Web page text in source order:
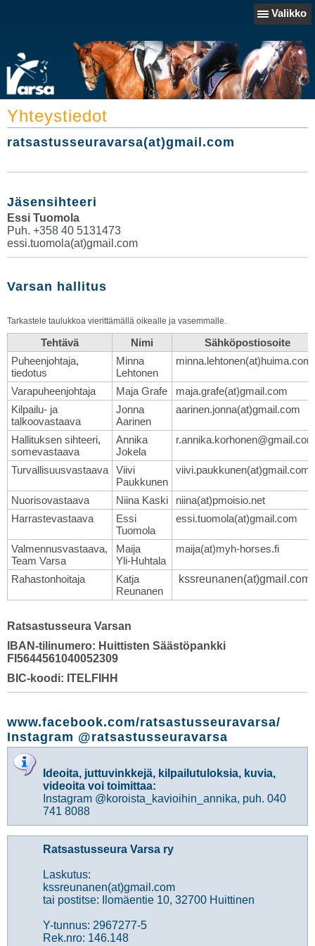
Valikko
Yhteystiedot
ratsastusseuravarsa(at)gmail.com
Jäsensihteeri
Essi Tuomola
Puh. +358 40 5131473
essi.tuomola(at)gmail.com
Varsan hallitus
Tarkastele taulukkoa vierittämällä oikealle ja vasemmalle.
Tehtävä Nimi
Sähköpostiosoite
Puheenjohtaja,
tiedotus
Minna
Lehtonen
minna.lehtonen(at)huima.com
Varapuheenjohtaja Maja Grafe
maja.grafe(at)gmail.com
Kilpailu- ja
talkoovastaava
Jonna
Aarinen
aarinen.jonna(at)gmail.com
Hallituksen sihteeri,
somevastaava
Annika
Jokela
Turvallisuusvastaava
Viivi
Paukkunen
viivi.paukkunen(at)gmail.com
Nuorisovastaava Niina Kaski
niina(at)pmoisio.net
Harrastevastaava
Essi
Tuomola
essi.tuomola(at)gmail.com
Valmennusvastaava,
Team Varsa
Maija
Yli-Huhtala
maija(at)myh-horses.fi
Rahastonhoitaja
Katja
Reunanen
kssreunanen(at)gmail.com
Ratsastusseura Varsan
IBAN-tilinumero: Huittisten Säästöpankki
FI5644561040052309
BIC-koodi: ITELFIHH
www.facebook.com/ratsastusseuravarsa/
Instagram @ratsastusseuravarsa
Ideoita, juttuvinkkejä, kilpailutuloksia, kuvia,
videoita voi toimittaa:
Instagram @koroista_kavioihin_annika, puh. 040
741 8088
Ratsastusseura Varsa ry
Laskutus:
kssreunanen(at)gmail.com
tai postitse: Ilomäentie 10, 32700 Huittinen
Y-tunnus: 2967277-5
Rek.nro: 146.148